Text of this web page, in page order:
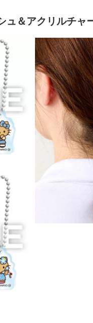
ュ＆アクリルチャ